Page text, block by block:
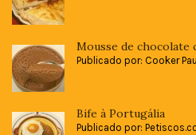
Mousse de chocolate
Publicado por: Cooker
Bife à Portugália
Publicado por: